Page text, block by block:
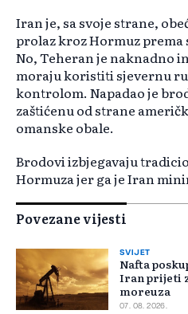
Iran je, sa svoje strane,
prolaz kroz Hormuz prema
No, Teheran je naknadno
moraju koristiti sjevernu
kontrolom. Napadao je
zaštićenu od strane
omanske obale.
Brodovi izbjegavaju
Hormuza jer ga je Iran
Povezane vijesti
SVIJET
Nafta
Iran prijeti
moreuza
07. 08. 2026.